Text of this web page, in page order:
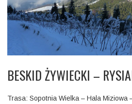
BESKID ŻYWIECKI –
Trasa: Sopotnia Wielka – Hala Miziowa